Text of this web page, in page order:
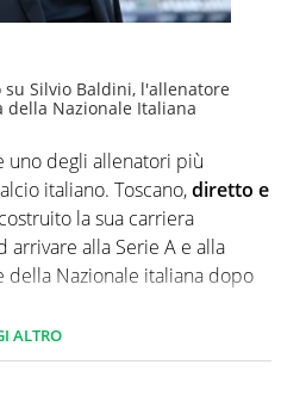
Silvio Baldini, l'allenatore
Nazionale Italiana
uno degli allenatori più
italiano. Toscano,diretto e
la sua carriera
alla Serie A e alla
della Nazionale italiana dopo
da calciatore nelle categorie
distinguendosi per
ALTRO